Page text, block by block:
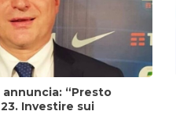
“Presto
Investire sui